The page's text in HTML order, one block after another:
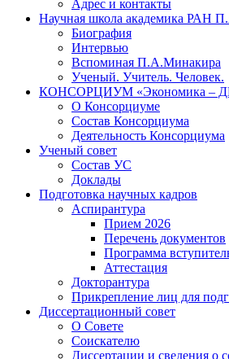
Адрес и контакты
Научная школа академика РАН
Биография
Интервью
Вспоминая П.А.Минакира
Ученый. Учитель. Человек.
КОНСОРЦИУМ «Экономика –
О Консорциуме
Состав Консорциума
Деятельность Консорциума
Ученый совет
Состав УС
Доклады
Подготовка научных кадров
Аспирантура
Прием 2026
Перечень документов
Программа
Аттестация
Докторантура
Прикрепление лиц для
Диссертационный совет
О Совете
Соискателю
Диссертации и сведения о